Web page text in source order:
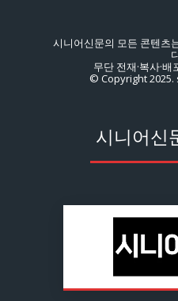
시니어신문의 모든 콘텐츠
무단 전재·복사·
© Copyright
시니어신